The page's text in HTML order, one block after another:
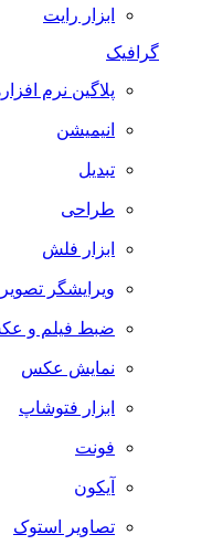
ابزار رایت
گرافیک
پلاگین نرم افزارها
انیمیشن
تبدیل
طراحی
ابزار فلش
ویرایشگر تصویر
ضبط فيلم و عكس
نمایش عکس
ابزار فتوشاپ
فونت
آیکون
تصاویر استوک